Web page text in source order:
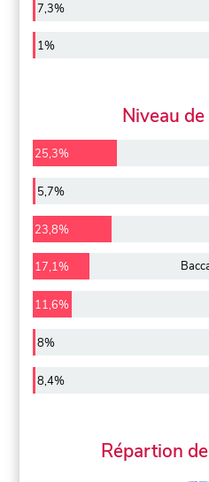
7,3%
1%
Niveau
25,3%
5,7%
23,8%
17,1%
11,6%
8%
8,4%
Répartion